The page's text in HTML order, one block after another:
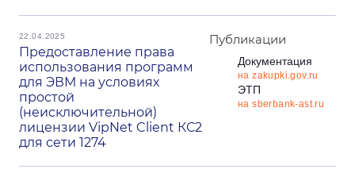
22.04.2025
Предоставление права
использования программ
для ЭВМ на условиях
простой
(неисключительной)
лицензии VipNet Client КС2
для сети 1274
Публикации
Документация
на zakupki.gov.ru
ЭТП
на sberbank-ast.ru